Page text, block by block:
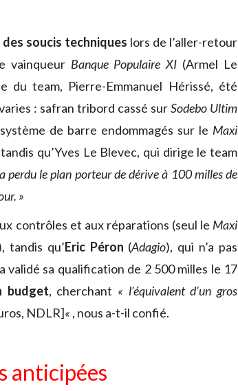
des soucis techniques lors de l’aller-retour
vainqueur Banque Populaire XI (Armel Le
du team, Pierre-Emmanuel Hérissé, été
: safran tribord cassé surSodebo Ultim
de barre endommagés sur le Maxi
qu’Yves Le Blevec, qui dirige le team
perdu le plan porteur de dérive à 100 milles de
»
contrôles et aux réparations (seul le Maxi
tandis qu’Eric Péron (Adagio), qui n’a pas
validé sa qualification de 2 500 milles le 17
budget, cherchant « l’équivalent d’un gros
NDLR]« , nous a-t-il confié.
anticipées